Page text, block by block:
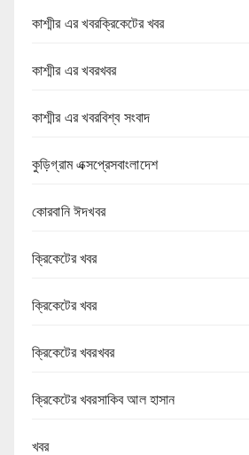
কাশ্মীর এর খবরক্রিকেটের খবর
কাশ্মীর এর খবরখবর
কাশ্মীর এর খবরবিশ্ব সংবাদ
কুড়িগ্রাম এক্সপ্রেসবাংলাদেশ
কোরবানি ঈদখবর
ক্রিকেটের খবর
ক্রিকেটের খবর
ক্রিকেটের খবরখবর
ক্রিকেটের খবরসাকিব আল হাসান
খবর